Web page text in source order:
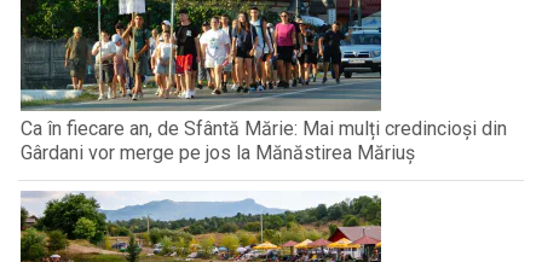
Ca în fiecare an, de Sfântă Mărie: Mai mulți credincioși din
Gârdani vor merge pe jos la Mănăstirea Măriuș